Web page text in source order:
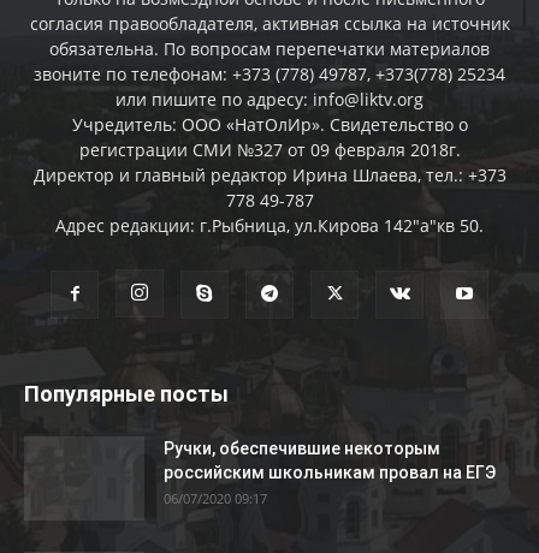
согласия правообладателя, активная ссылка на источник
обязательна. По вопросам перепечатки материалов
звоните по телефонам: +373 (778) 49787, +373(778) 25234
или пишите по адресу: info@liktv.org
Учредитель: ООО «НатОлИр». Свидетельство о
регистрации СМИ №327 от 09 февраля 2018г.
Директор и главный редактор Ирина Шлаева, тел.: +373
778 49-787
Адрес редакции: г.Рыбница, ул.Кирова 142"а"кв 50.
Популярные посты
Ручки, обеспечившие некоторым
российским школьникам провал на ЕГЭ
06/07/2020 09:17